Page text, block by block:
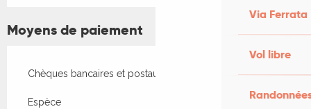
Via Ferrata
Vol libre
Moyens de paiement
Chèques bancaires et postaux
Espèce